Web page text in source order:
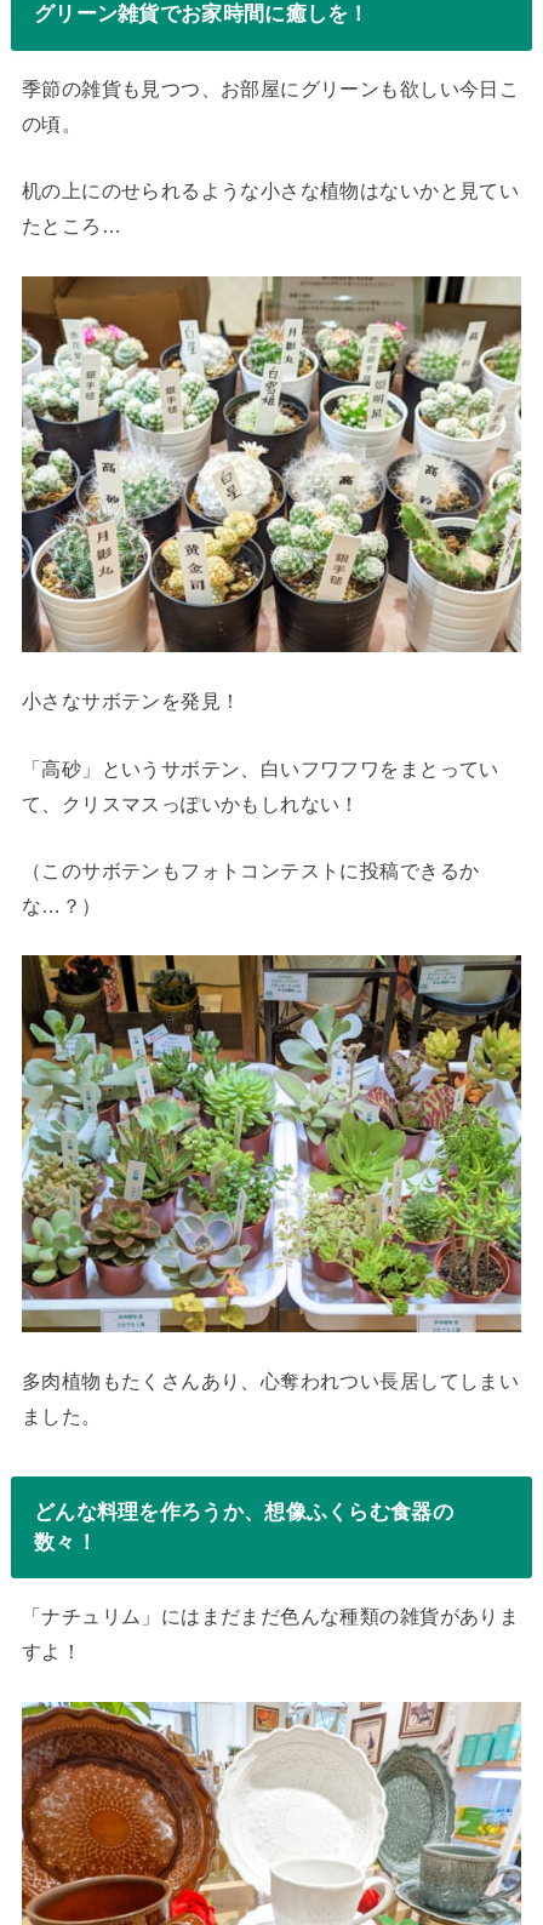
グリーン雑貨でお家時間に癒しを！
季節の雑貨も見つつ、お部屋にグリーンも欲しい今日こ
の頃。
机の上にのせられるような小さな植物はないかと見てい
たところ…
小さなサボテンを発見！
「高砂」というサボテン、白いフワフワをまとってい
て、クリスマスっぽいかもしれない！
（このサボテンもフォトコンテストに投稿できるか
な…？）
多肉植物もたくさんあり、心奪われつい長居してしまい
ました。
どんな料理を作ろうか、想像ふくらむ食器の
数々！
「ナチュリム」にはまだまだ色んな種類の雑貨がありま
すよ！